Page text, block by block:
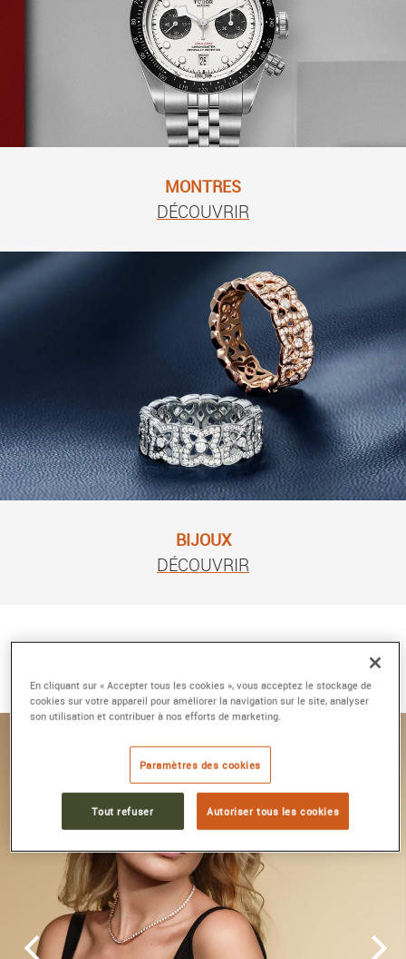
MONTRES
DÉCOUVRIR
BIJOUX
DÉCOUVRIR
À DÉCOUVRIR
En cliquant sur « Accepter tous les cookies », vous acceptez le stockage de
cookies sur votre appareil pour améliorer la navigation sur le site, analyser
son utilisation et contribuer à nos efforts de marketing.
Paramètres des cookies
Tout refuser Autoriser tous les cookies